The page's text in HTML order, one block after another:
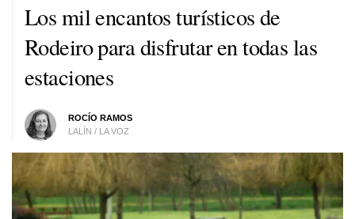
Los mil encantos turísticos de
Rodeiro para disfrutar en todas las
estaciones
ROCÍO RAMOS
LALÍN / LA VOZ